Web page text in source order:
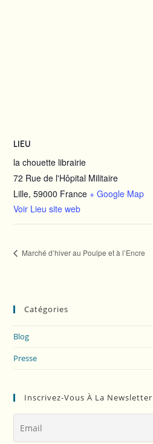
LIEU
la chouette librairie
72 Rue de l'Hôpital Militaire
Lille, 59000 France + Google Map
Voir Lieu site web
Marché d’hiver au Poulpe et à l’Encre
Catégories
Blog
Presse
Inscrivez-Vous À La Newsletter